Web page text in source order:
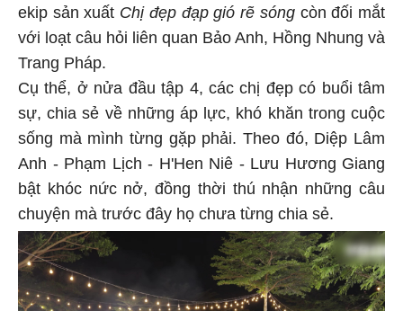
ekip sản xuất Chị đẹp đạp gió rẽ sóngcòn đối mắt
với loạt câu hỏi liên quan Bảo Anh, Hồng Nhung và
Trang Pháp.
Cụ thể, ở nửa đầu tập 4, các chị đẹp có buổi tâm
sự, chia sẻ về những áp lực, khó khăn trong cuộc
sống mà mình từng gặp phải. Theo đó, Diệp Lâm
Anh - Phạm Lịch - H'Hen Niê - Lưu Hương Giang
bật khóc nức nở, đồng thời thú nhận những câu
chuyện mà trước đây họ chưa từng chia sẻ.